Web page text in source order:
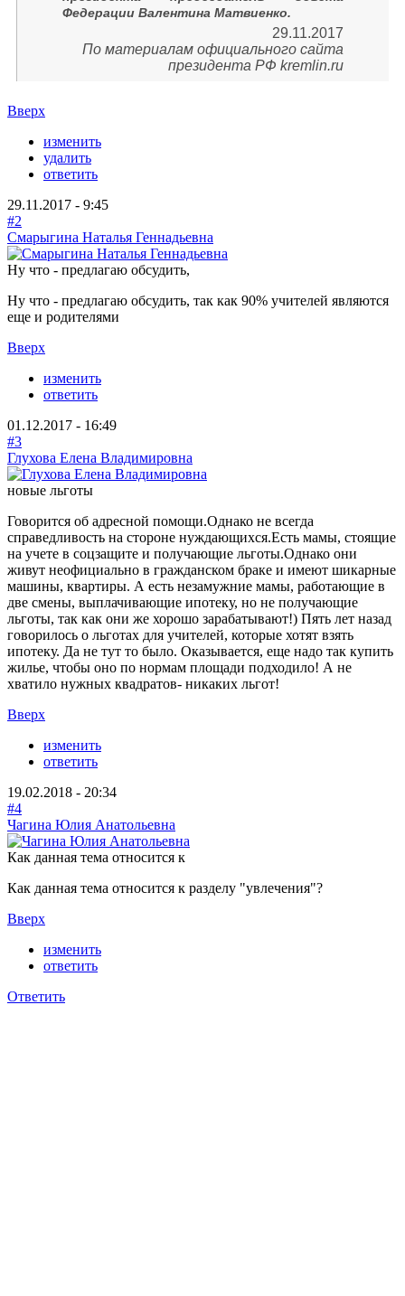
Федерации Валентина Матвиенко.
29.11.2017
По материалам официального сайта
президента РФ kremlin.ru
Вверх
изменить
удалить
ответить
29.11.2017 - 9:45
#2
Смарыгина Наталья Геннадьевна
Ну что - предлагаю обсудить,
Ну что - предлагаю обсудить, так как 90% учителей являются
еще и родителями
Вверх
изменить
ответить
01.12.2017 - 16:49
#3
Глухова Елена Владимировна
новые льготы
Говорится об адресной помощи.Однако не всегда
справедливость на стороне нуждающихся.Есть мамы, стоящие
на учете в соцзащите и получающие льготы.Однако они
живут неофициально в гражданском браке и имеют шикарные
машины, квартиры. А есть незамужние мамы, работающие в
две смены, выплачивающие ипотеку, но не получающие
льготы, так как они же хорошо зарабатывают!) Пять лет назад
говорилось о льготах для учителей, которые хотят взять
ипотеку. Да не тут то было. Оказывается, еще надо так купить
жилье, чтобы оно по нормам площади подходило! А не
хватило нужных квадратов- никаких льгот!
Вверх
изменить
ответить
19.02.2018 - 20:34
#4
Чагина Юлия Анатольевна
Как данная тема относится к
Как данная тема относится к разделу "увлечения"?
Вверх
изменить
ответить
Ответить